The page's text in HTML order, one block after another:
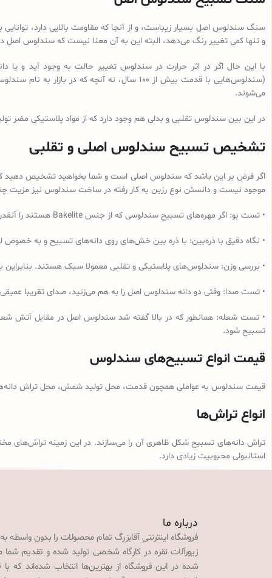
سنگ سندلوس اصل بسیار زیباست، و از آنجا که مقاومت بالایی دارد،
و تنها کمی تغییر رنگ می‌دهد، البته این به آن معنا نیست که سندلوس اصل
با این حال اگر در اثر حرارت در سندلوس تغییر حالت به وجود آید
می‌شوند.
در این بین سندلوس تقلبی و بدلی هم وجود دارد که از مواد پلاستیکی مضر
تشخیص تسبیح سندلوس اصلی و تقلبی
اگر فرض بر این باشد که سندلوس اصلی است و شما بخواهید تشخیص دهید که
موجود نیست و دانستن نوع رزین به کار رفته در ساخت سندلوس نیز مزیت
• تست بو: اگر مهره‌های تسبیح‌ سندلوسی که از جنس Bakelite هستند را آنقدر مالش دهید که داغ شود و یا در آب داغ قرار دهید به دلیل وجود فرمالدئید در این نوع رزین، بوی فرمالدئید به مشام می‌رسد.
• نگاه دقیق با ذره‌بین: با ذره بین خش‌های روی دانه‌های تسبیح و به خصوص
• بررسی وزن: سندلوس‌های پلاستیکی و تقلبی معمولا سبک هستند.
• تست صدا: وقتی دو دانه سندلوس اصل را به هم می‌زنید، صدای تقریبا
• تست شعله: همانطور که در بالا گفته شد سندلوس اصل در مقابل آتش
تسبیح شود.
قیمت انواع تسبیح‌های سندلوس
قیمت سندلوس به عواملی همچون قدمت، محل تولید شمش، محل تراش
انواع تراش‌ها
تراش دانه‌های تسبیح شکل ظاهری آن را می‌سازند. در این زمینه تراش‌های
استانبولی محبوبیت زیادی دارد.
درباره ما
فروشگاه اینترنتی آقابزرگ تمام محصولات را بدون
زیورآلات نقره در کارگاه شخصی تولید شده و تقدیم شما
شده در این فروشگاه از بهترین‌ها انتخاب شده‌اند که با